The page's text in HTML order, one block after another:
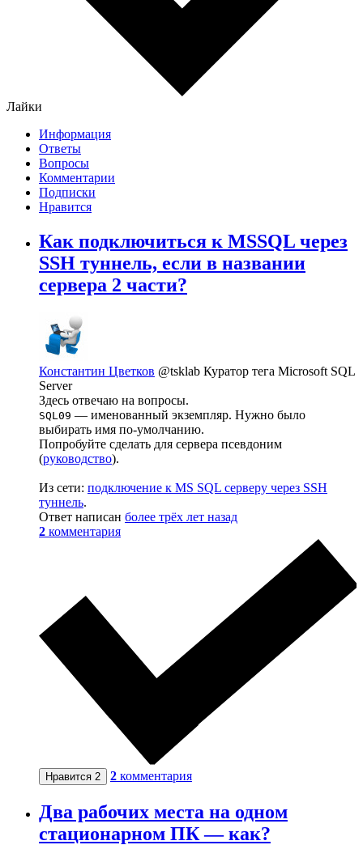
Лайки
Информация
Ответы
Вопросы
Комментарии
Подписки
Нравится
Как подключиться к MSSQL через
SSH туннель, если в названии
сервера 2 части?
Константин Цветков @tsklab Куратор тега Microsoft SQL
Server
Здесь отвечаю на вопросы.
SQL09 — именованный экземпляр. Нужно было
выбирать имя по-умолчанию.
Попробуйте сделать для сервера псевдоним
(руководство).
Из сети: подключение к MS SQL серверу через SSH
туннель.
Ответ написан более трёх лет назад
2 комментария
Нравится 2 2 комментария
Два рабочих места на одном
стационарном ПК — как?